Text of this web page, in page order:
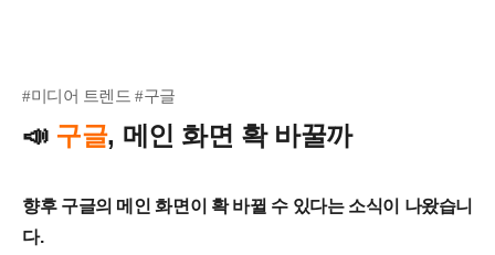
#미디어 트렌드 #구글
📣 구글, 메인 화면 확 바꿀까
향후 구글의 메인 화면이 확 바뀔 수 있다는 소식이 나왔습니
다.